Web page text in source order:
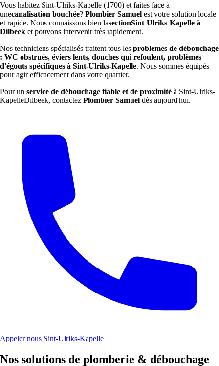
Vous habitez Sint-Ulriks-Kapelle (1700) et faites face à
unecanalisation bouchée? Plombier Samuel est votre solution locale
et rapide. Nous connaissons bien lasectionSint-Ulriks-Kapelle à
Dilbeek et pouvons intervenir très rapidement.
Nos techniciens spécialisés traitent tous les problèmes de débouchage
: WC obstrués, éviers lents, douches qui refoulent, problèmes
d'égouts spécifiques à Sint-Ulriks-Kapelle. Nous sommes équipés
pour agir efficacement dans votre quartier.
Pour un service de débouchage fiable et de proximité à Sint-Ulriks-
KapelleDilbeek, contactez Plombier Samuel dès aujourd'hui.
Appeler nous Sint-Ulriks-Kapelle
Nos solutions de plomberie & débouchage